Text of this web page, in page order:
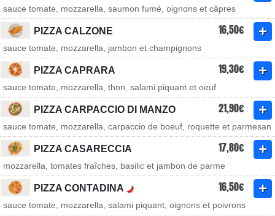
sauce tomate, mozzarella, saumon fumé, oignons et câpres
PIZZA CALZONE 16,50€
sauce tomate, mozzarella, jambon et champignons
PIZZA CAPRARA 19,30€
sauce tomate, mozzarella, thon, salami piquant et oeuf
PIZZA CARPACCIO DI MANZO 21,90€
sauce tomate, mozzarella, carpaccio de boeuf, roquette et parmesan
PIZZA CASARECCIA 17,80€
mozzarella, tomates fraîches, basilic et jambon de parme
PIZZA CONTADINA 16,50€
sauce tomate, mozzarella, salami piquant, oignons et poivrons